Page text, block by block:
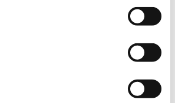
. Je kunt je toestemming op elk
intrekken door middel van de
die uw gegevens